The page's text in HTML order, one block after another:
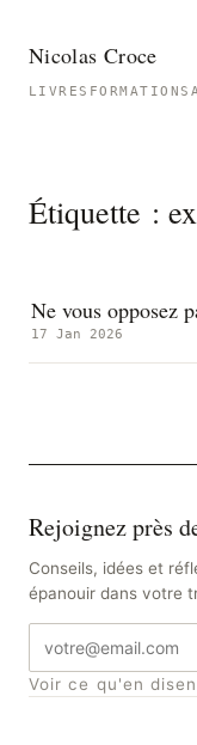
Nicolas Croce
LIVRES FORMATIONS
Étiquette :
Ne vous opposez
17 Jan 2026
Rejoignez près
Conseils, idées et
épanouir dans votre
Adresse
e-
mail
Voir ce qu'en